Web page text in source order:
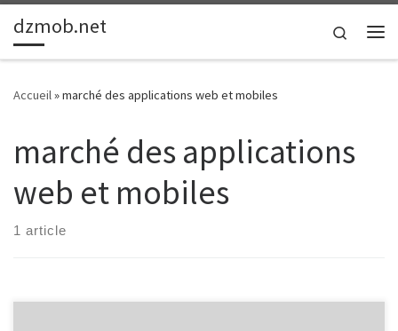
Passer au contenu
dzmob.net
Search
Accueil»marché des applications web et mobiles
marché des applications
web et mobiles
1 article